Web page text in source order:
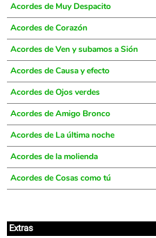
Acordes de Muy Despacito
Acordes de Corazón
Acordes de Ven y subamos a Sión
Acordes de Causa y efecto
Acordes de Ojos verdes
Acordes de Amigo Bronco
Acordes de La última noche
Acordes de la molienda
Acordes de Cosas como tú
Extras